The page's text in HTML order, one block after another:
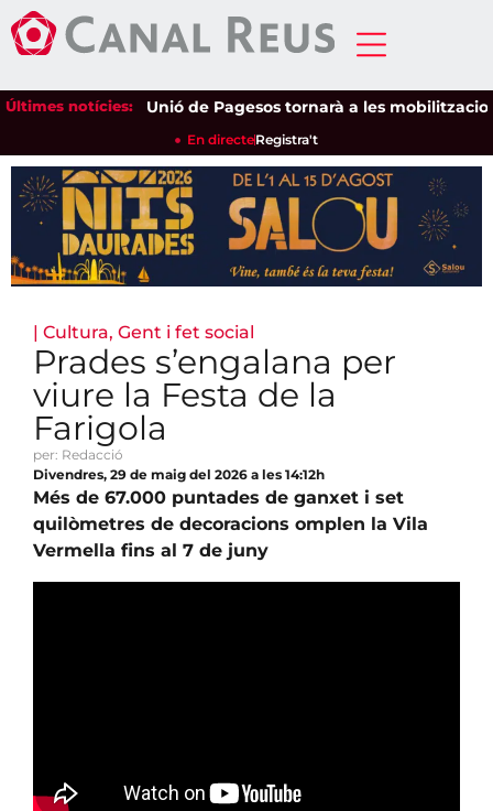
Últimes notícies:Unió de Pagesos tornarà a les mobilitzacions
En directeRegistra't
| Cultura, Gent i fet social
Prades s’engalana per
viure la Festa de la
Farigola
per: Redacció
Divendres, 29 de maig del 2026 a les 14:12h
Més de 67.000 puntades de ganxet i set
quilòmetres de decoracions omplen la Vila
Vermella fins al 7 de juny